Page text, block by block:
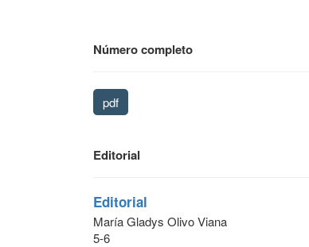
Número completo
pdf
Editorial
Editorial
María Gladys Olivo Viana
5-6